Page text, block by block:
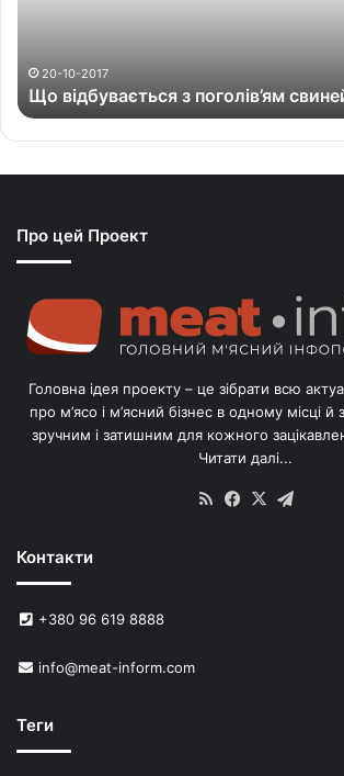
т
ь
п
о
е
й
У
р
ї
20-10-2017
Що відбувається з поголів’ям
Про цей Проект
Головна ідея проекту – це зібрати всю
про м’ясо і м’ясний бізнес в одному місці й
зручним і затишним для кожного
Читати далі...
RSS Facebook
X
Контакти
+380 96 619 8888
info@meat-inform.com
Теги